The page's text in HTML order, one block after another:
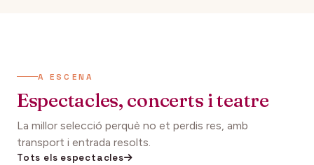
A ESCENA
Espectacles, concerts i teatre
La millor selecció perquè no et perdis res, amb
transport i entrada resolts.
Tots els espectacles